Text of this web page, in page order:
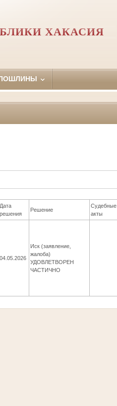
ХАКАСИЯ
Дата
решения
Решение
Судебные
акты
04.05.2026
Иск (заявление,
жалоба)
УДОВЛЕТВОРЕН
ЧАСТИЧНО